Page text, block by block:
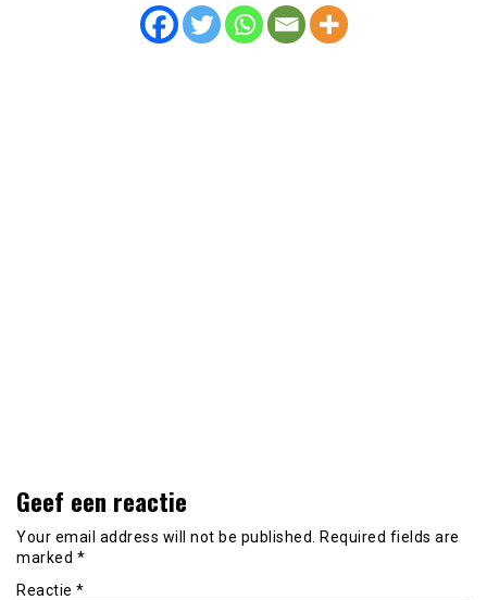
Geef een reactie
Your email address will not be published.
Required fields are
marked *
Reactie *